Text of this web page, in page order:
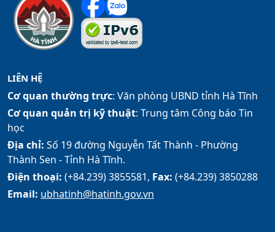
LIÊN HỆ
Cơ quan thường trực: Văn phòng UBND tỉnh Hà Tĩnh
Cơ quan quản trị kỹ thuật: Trung tâm Công báo Tin
học
Địa chỉ: Số 19 đường Nguyễn Tất Thành - Phường
Thành Sen - Tỉnh Hà Tĩnh.
Điện thoại: (+84.239) 3855581, Fax: (+84.239) 3850288
Email: ubhatinh@hatinh.gov.vn